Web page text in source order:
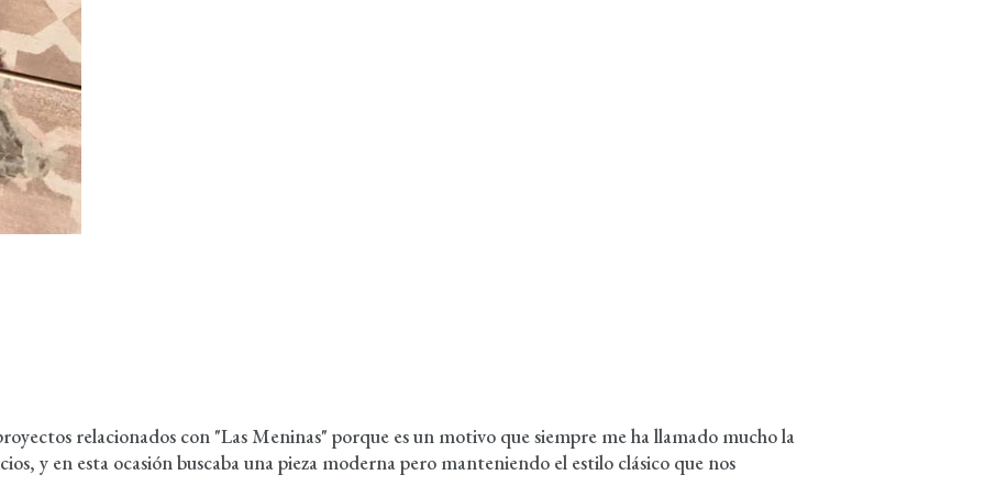
relacionados con "Las Meninas" porque es un motivo que siempre me ha llamado mucho la
y en esta ocasión buscaba una pieza moderna pero manteniendo el estilo clásico que nos